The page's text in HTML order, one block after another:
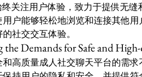
终关注用户体验，致力于提供无
用户能够轻松地浏览和连接其他
社交交互体验。
the Demands for Safe and
和高质量成人社交聊天平台的需